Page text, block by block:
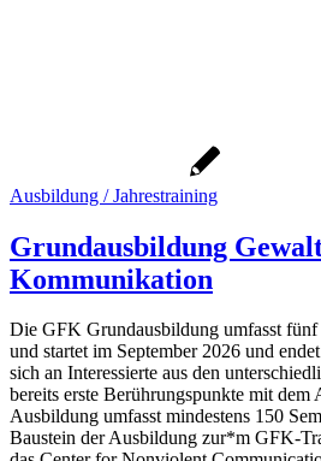
Ausbildung / Jahrestraining
Grundausbildung
Kommunikation
Die GFK Grundausbildung umfasst
und startet im September 2026 und
sich an Interessierte aus den
bereits erste Berührungspunkte mit dem
Ausbildung umfasst mindestens 150
Baustein der Ausbildung zur*m GFK-